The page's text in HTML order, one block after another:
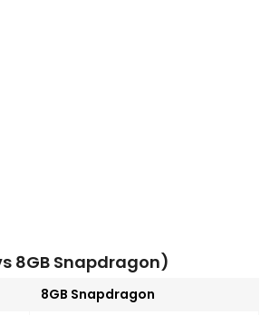
8GB Snapdragon)
8GB Snapdragon